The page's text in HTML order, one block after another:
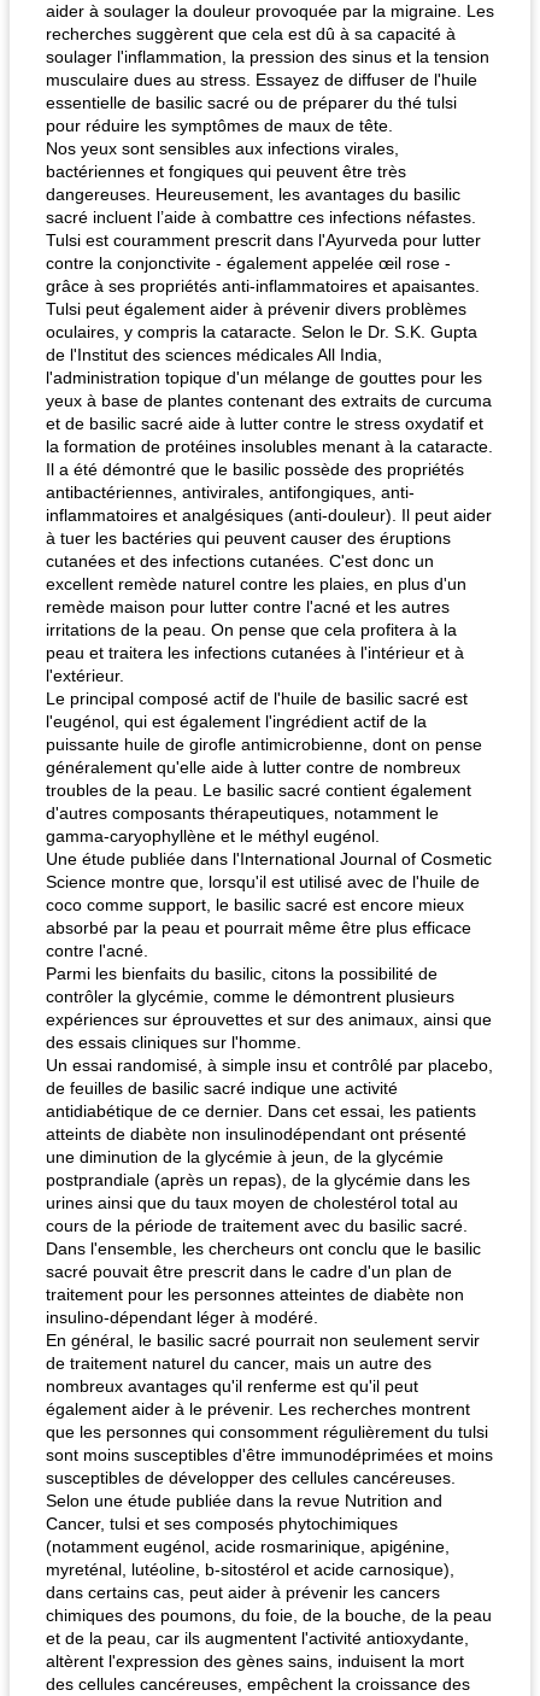
aider à soulager la douleur provoquée par la migraine. Les
recherches suggèrent que cela est dû à sa capacité à
soulager l'inflammation, la pression des sinus et la tension
musculaire dues au stress. Essayez de diffuser de l'huile
essentielle de basilic sacré ou de préparer du thé tulsi
pour réduire les symptômes de maux de tête.
Nos yeux sont sensibles aux infections virales,
bactériennes et fongiques qui peuvent être très
dangereuses. Heureusement, les avantages du basilic
sacré incluent l’aide à combattre ces infections néfastes.
Tulsi est couramment prescrit dans l'Ayurveda pour lutter
contre la conjonctivite - également appelée œil rose -
grâce à ses propriétés anti-inflammatoires et apaisantes.
Tulsi peut également aider à prévenir divers problèmes
oculaires, y compris la cataracte. Selon le Dr. S.K. Gupta
de l'Institut des sciences médicales All India,
l'administration topique d'un mélange de gouttes pour les
yeux à base de plantes contenant des extraits de curcuma
et de basilic sacré aide à lutter contre le stress oxydatif et
la formation de protéines insolubles menant à la cataracte.
Il a été démontré que le basilic possède des propriétés
antibactériennes, antivirales, antifongiques, anti-
inflammatoires et analgésiques (anti-douleur). Il peut aider
à tuer les bactéries qui peuvent causer des éruptions
cutanées et des infections cutanées. C'est donc un
excellent remède naturel contre les plaies, en plus d'un
remède maison pour lutter contre l'acné et les autres
irritations de la peau. On pense que cela profitera à la
peau et traitera les infections cutanées à l'intérieur et à
l'extérieur.
Le principal composé actif de l'huile de basilic sacré est
l'eugénol, qui est également l'ingrédient actif de la
puissante huile de girofle antimicrobienne, dont on pense
généralement qu'elle aide à lutter contre de nombreux
troubles de la peau. Le basilic sacré contient également
d'autres composants thérapeutiques, notamment le
gamma-caryophyllène et le méthyl eugénol.
Une étude publiée dans l'International Journal of Cosmetic
Science montre que, lorsqu'il est utilisé avec de l'huile de
coco comme support, le basilic sacré est encore mieux
absorbé par la peau et pourrait même être plus efficace
contre l'acné.
Parmi les bienfaits du basilic, citons la possibilité de
contrôler la glycémie, comme le démontrent plusieurs
expériences sur éprouvettes et sur des animaux, ainsi que
des essais cliniques sur l'homme.
Un essai randomisé, à simple insu et contrôlé par placebo,
de feuilles de basilic sacré indique une activité
antidiabétique de ce dernier. Dans cet essai, les patients
atteints de diabète non insulinodépendant ont présenté
une diminution de la glycémie à jeun, de la glycémie
postprandiale (après un repas), de la glycémie dans les
urines ainsi que du taux moyen de cholestérol total au
cours de la période de traitement avec du basilic sacré.
Dans l'ensemble, les chercheurs ont conclu que le basilic
sacré pouvait être prescrit dans le cadre d'un plan de
traitement pour les personnes atteintes de diabète non
insulino-dépendant léger à modéré.
En général, le basilic sacré pourrait non seulement servir
de traitement naturel du cancer, mais un autre des
nombreux avantages qu'il renferme est qu'il peut
également aider à le prévenir. Les recherches montrent
que les personnes qui consomment régulièrement du tulsi
sont moins susceptibles d'être immunodéprimées et moins
susceptibles de développer des cellules cancéreuses.
Selon une étude publiée dans la revue Nutrition and
Cancer, tulsi et ses composés phytochimiques
(notamment eugénol, acide rosmarinique, apigénine,
myreténal, lutéoline, b-sitostérol et acide carnosique),
dans certains cas, peut aider à prévenir les cancers
chimiques des poumons, du foie, de la bouche, de la peau
et de la peau, car ils augmentent l'activité antioxydante,
altèrent l'expression des gènes sains, induisent la mort
des cellules cancéreuses, empêchent la croissance des